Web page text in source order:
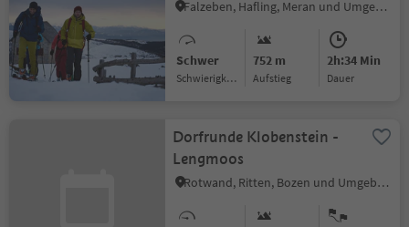
Falzeben, Hafling, Meran und Umgebung
Schwer
Schwierigkeitsgrad
752 m
Aufstieg
2h:34 Min
Dauer
Dorfrunde Klobenstein -
Lengmoos
Rotwand, Ritten, Bozen und Umgebung